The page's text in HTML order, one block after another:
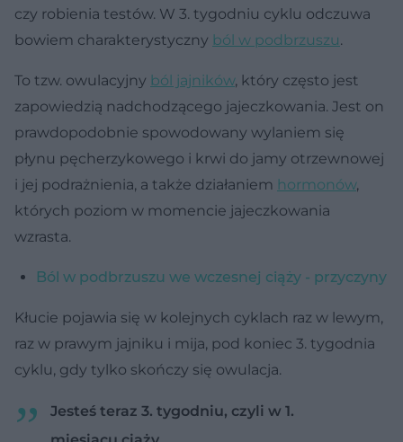
czy robienia testów. W 3. tygodniu cyklu odczuwa
bowiem charakterystyczny ból w podbrzuszu.
To tzw. owulacyjny ból jajników, który często jest
zapowiedzią nadchodzącego jajeczkowania. Jest on
prawdopodobnie spowodowany wylaniem się
płynu pęcherzykowego i krwi do jamy otrzewnowej
i jej podrażnienia, a także działaniem hormonów,
których poziom w momencie jajeczkowania
wzrasta.
Ból w podbrzuszu we wczesnej ciąży - przyczyny
Kłucie pojawia się w kolejnych cyklach raz w lewym,
raz w prawym jajniku i mija, pod koniec 3. tygodnia
cyklu, gdy tylko skończy się owulacja.
Jesteś teraz 3. tygodniu, czyli w 1.